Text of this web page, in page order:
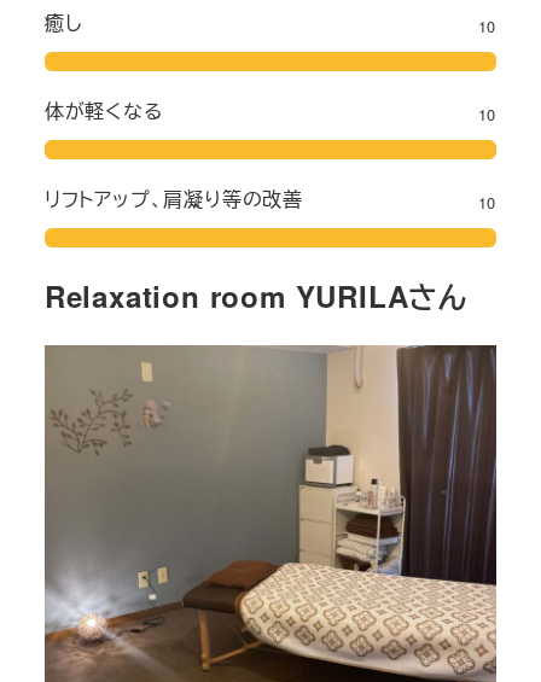
癒し
10
体が軽くなる 10
リフトアップ、肩凝り等の改善 10
Relaxation room YURILAさん